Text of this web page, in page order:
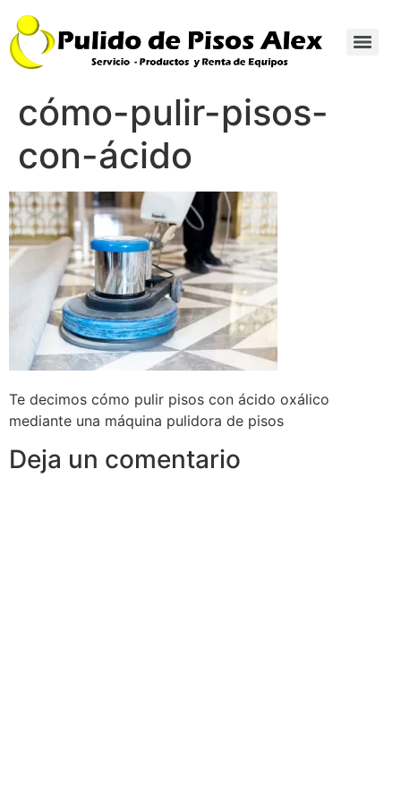
cómo-pulir-pisos-
con-ácido
Te decimos cómo pulir pisos con ácido oxálico
mediante una máquina pulidora de pisos
Deja un comentario